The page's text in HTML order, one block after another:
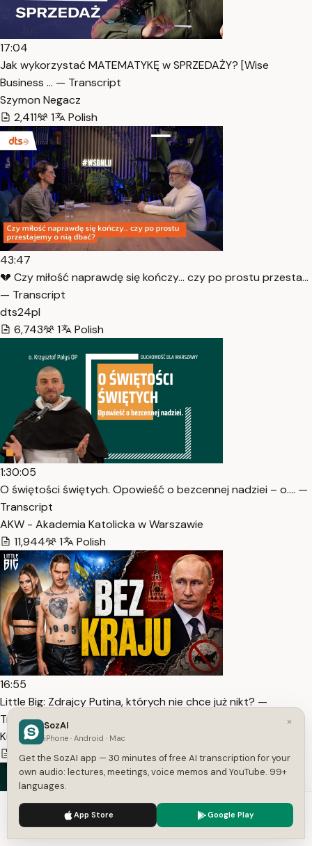
17:04
Jak wykorzystać MATEMATYKĘ w SPRZEDAŻY? [Wise
Business … — Transcript
Szymon Negacz
2,411
1 Polish
43:47
💔 Czy miłość naprawdę się kończy… czy po prostu przesta…
— Transcript
dts24pl
6,743
1 Polish
1:30:05
O świętości świętych. Opowieść o bezcennej nadziei – o.… —
Transcript
AKW - Akademia Katolicka w Warszawie
11,944
1 Polish
16:55
Little Big: Zdrajcy Putina, których nie chce już nikt? —
Transcript
Kurtyna - historie zza sceny
2,369
1 Polish
We use cookies to enhance your experience.
×
SozAI
iPhone · Android · Mac
Get the SozAI app — 30 minutes of free AI transcription for your
own audio: lectures, meetings, voice memos and YouTube. 99+
languages.
App Store Google Play